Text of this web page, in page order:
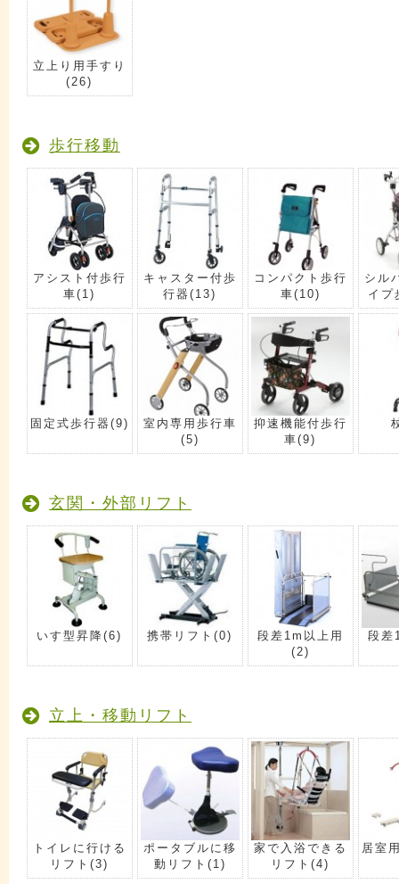
立上り用手すり
(26)
歩行移動
アシスト付歩行
車(1)
キャスター付歩
行器(13)
コンパクト歩行
車(10)
シル
イプ
固定式歩行器 (9)
室内専用歩行車
(5)
抑速機能付歩行
車(9)
玄関・外部リフト
いす型昇降(6) 携帯リフト(0)
段差1m以上用
(2)
段差
立上・移動リフト
トイレに行ける
リフト(3)
ポータブルに移
動リフト (1)
家で入浴できる
リフト(4)
居室